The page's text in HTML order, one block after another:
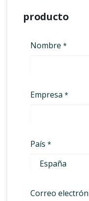
producto